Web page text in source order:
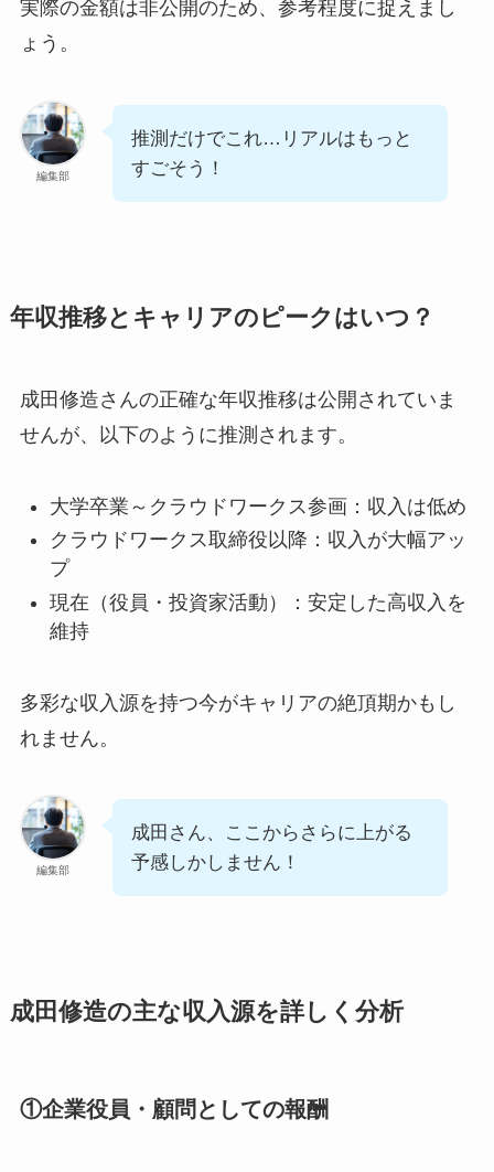
実際の金額は非公開のため、参考程度に捉えまし
ょう。
編集部
推測だけでこれ…リアルはもっと
すごそう！
年収推移とキャリアのピークはいつ？
成田修造さんの正確な年収推移は公開されていま
せんが、以下のように推測されます。
大学卒業～クラウドワークス参画：収入は低め
クラウドワークス取締役以降：収入が大幅アッ
プ
現在（役員・投資家活動）：安定した高収入を
維持
多彩な収入源を持つ今がキャリアの絶頂期かもし
れません。
編集部
成田さん、ここからさらに上がる
予感しかしません！
成田修造の主な収入源を詳しく分析
①企業役員・顧問としての報酬